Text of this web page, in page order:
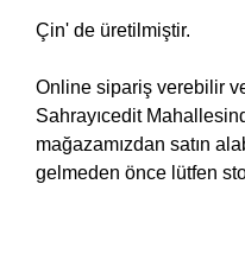
Çin' de üretilmiştir.
Online sipariş verebilir
Sahrayıcedit
mağazamızdan satın
gelmeden önce lütfen